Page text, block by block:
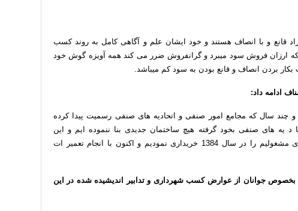
قانع و با انصاف هستند و خود ایشان علم و آگاهی کامل به روند کسب
که ارزان فروش سود میبرد و گرانفروش ضرر می کند همه آویزه گوش خود
بکار بردن انصاف و قانع بودن به سود کم میباشد
ادامه داد:
و چند سال که مجامع امور صنفی و اتحادیه های صنفی رسمیت پیدا کرده
د یه های صنفی بخود گرفته هیچ ساختمان جدیدی بنا ننموده ایم و این
مشغولیم را در سال خریداری نمودیم و اکنون با انجام تعمیر
ات
بخصوص جوانان از عوارض کسب شهرداری و تدابیر اندیشیده شده در این